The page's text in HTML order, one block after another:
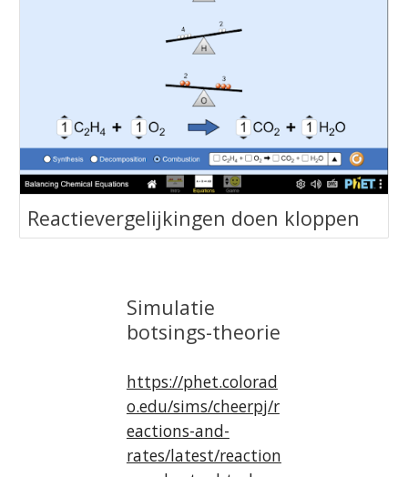
‪Reactievergelijkingen doen kloppen‬
Simulatie
botsings-theorie
https://phet.colorad
o.edu/sims/cheerpj/r
eactions-and-
rates/latest/reaction